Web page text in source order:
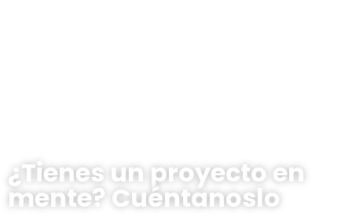
¿Tienes un proyecto en
mente? Cuéntanoslo